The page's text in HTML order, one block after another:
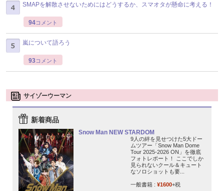
SMAPを解散させないためにはどうするか、スマオタが懸命に考える！
94コメント
嵐について語ろう
93コメント
サイゾーウーマン
新着商品
Snow Man NEW STARDOM
9人の絆を見せつけた5大ドー
ムツアー「Snow Man Dome
Tour 2025-2026 ON」を徹底
フォトレポート！ ここでしか
見られないクール＆キュート
なソロショットも要...
一般書籍 : ¥1600+税